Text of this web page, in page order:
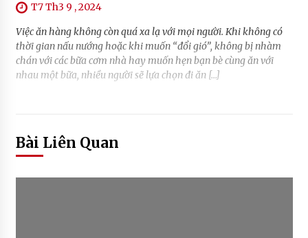
T7 Th3 9 , 2024
Việc ăn hàng không còn quá xa lạ với mọi người. Khi không có
thời gian nấu nướng hoặc khi muốn “đổi gió”, không bị nhàm
chán với các bữa cơm nhà hay muốn hẹn bạn bè cùng ăn với
nhau một bữa, nhiều người sẽ lựa chọn đi ăn […]
Bài Liên Quan